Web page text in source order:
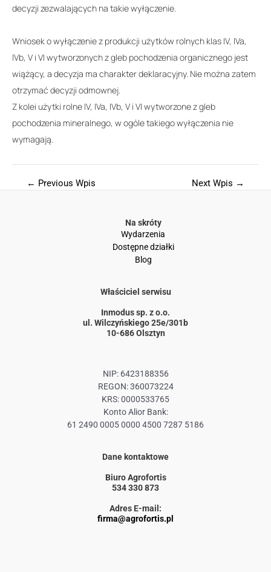
decyzji zezwalających na takie wyłączenie.
Wniosek o wyłączenie z produkcji użytków rolnych klas IV, IVa,
IVb, V i VI wytworzonych z gleb pochodzenia organicznego jest
wiążący, a decyzja ma charakter deklaracyjny. Nie można zatem
otrzymać decyzji odmownej.
Z kolei użytki rolne IV, IVa, IVb, V i VI wytworzone z gleb
pochodzenia mineralnego, w ogóle takiego wyłączenia nie
wymagają.
← Previous Wpis Next Wpis →
Na skróty
Wydarzenia
Dostępne działki
Blog
Właściciel serwisu
Inmodus sp. z o.o.
ul. Wilczyńskiego 25e/301b
10-686 Olsztyn
NIP: 6423188356
REGON: 360073224
KRS: 0000533765
Konto Alior Bank:
61 2490 0005 0000 4500 7287 5186
Dane kontaktowe
Biuro Agrofortis
534 330 873
Adres E-mail:
firma@agrofortis.pl